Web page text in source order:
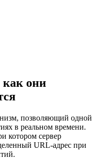
как они
позволяющий одной
в реальном времени.
котором сервер
URL-адрес при